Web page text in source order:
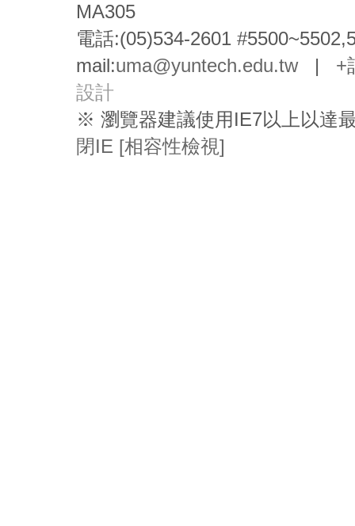
MA305
電話:(05)534-2601
mail:uma@yuntech.edu.tw| +
設計
※ 瀏覽器建議使用IE7以上以達
閉IE [相容性檢視]